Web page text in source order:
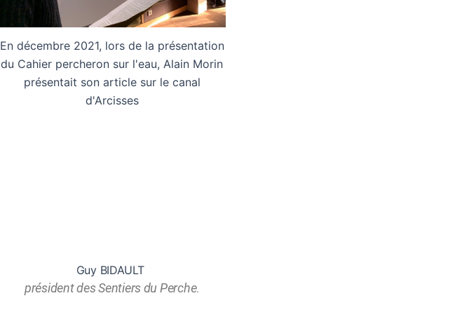
En décembre 2021, lors de la présentation
du Cahier percheron sur l'eau, Alain Morin
présentait son article sur le canal
d'Arcisses
Guy BIDAULT
président des Sentiers du Perche.